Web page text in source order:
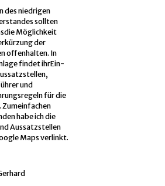
des niedrigen
sollten
Möglichkeit
der
offenhalten. In
findet ihrEin-
und
für die
Zumeinfachen
habe ich die
Aussatzstellen
Maps verlinkt.